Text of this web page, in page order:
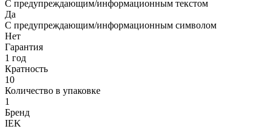
С предупреждающим/информационным текстом
Да
С предупреждающим/информационным символом
Нет
Гарантия
1 год
Кратность
10
Количество в упаковке
1
Бренд
IEK